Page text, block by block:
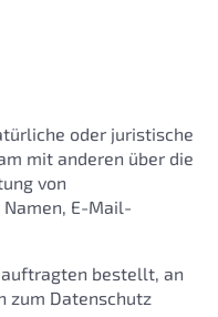
oder juristische
mit anderen über die
von
Namen, E-Mail-
bestellt, an
zum Datenschutz